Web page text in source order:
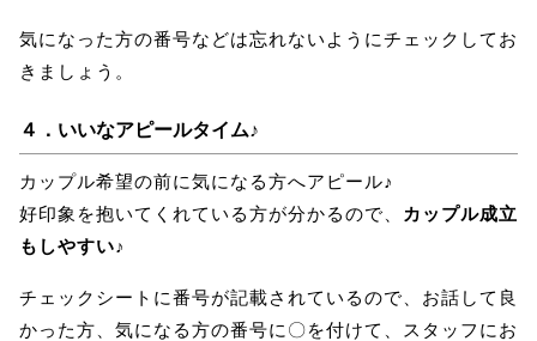
気になった方の番号などは忘れないようにチェックしてお
きましょう。
４． いいなアピールタイム♪
カップル希望の前に気になる方へアピール♪
好印象を抱いてくれている方が分かるので、 カップル成立
もしやすい♪
チェックシートに番号が記載されているので、お話して良
かった方、気になる方の番号に〇を付けて、スタッフにお